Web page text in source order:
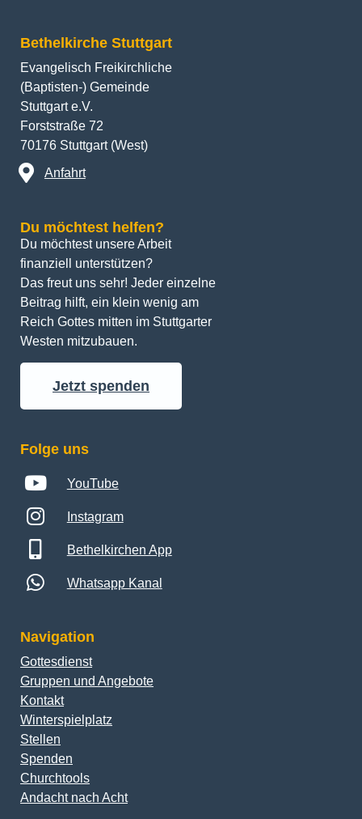
Bethelkirche Stuttgart
Evangelisch Freikirchliche
(Baptisten-) Gemeinde
Stuttgart e.V.
Forststraße 72
70176 Stuttgart (West)
Anfahrt
Du möchtest helfen?
Du möchtest unsere Arbeit
finanziell unterstützen?
Das freut uns sehr! Jeder einzelne
Beitrag hilft, ein klein wenig am
Reich Gottes mitten im Stuttgarter
Westen mitzubauen.
Jetzt spenden
Folge uns
YouTube
Instagram
Bethelkirchen App
Whatsapp Kanal
Navigation
Gottesdienst
Gruppen und Angebote
Kontakt
Winterspielplatz
Stellen
Spenden
Churchtools
Andacht nach Acht